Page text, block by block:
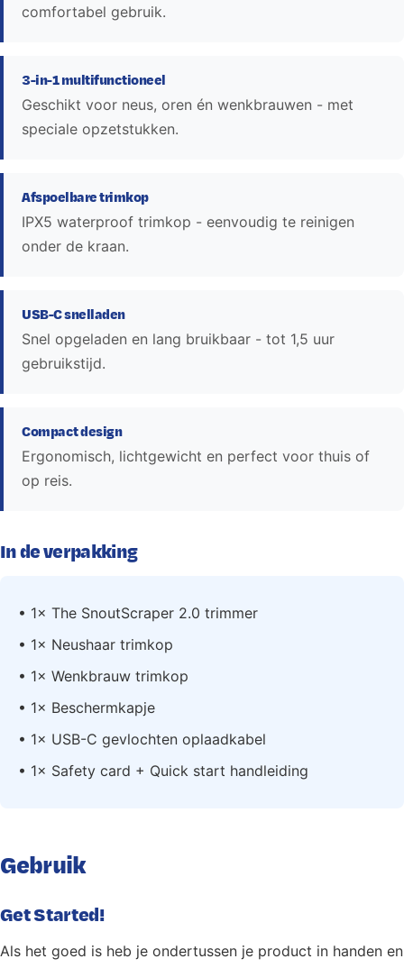
comfortabel gebruik.
3-in-1 multifunctioneel
Geschikt voor neus, oren én wenkbrauwen - met
speciale opzetstukken.
Afspoelbare trimkop
IPX5 waterproof trimkop - eenvoudig te reinigen
onder de kraan.
USB-C snelladen
Snel opgeladen en lang bruikbaar - tot 1,5 uur
gebruikstijd.
Compact design
Ergonomisch, lichtgewicht en perfect voor thuis of
op reis.
In de verpakking
• 1× The SnoutScraper 2.0 trimmer
• 1× Neushaar trimkop
• 1× Wenkbrauw trimkop
• 1× Beschermkapje
• 1× USB-C gevlochten oplaadkabel
• 1× Safety card + Quick start handleiding
Gebruik
Get Started!
Als het goed is heb je ondertussen je product in handen en